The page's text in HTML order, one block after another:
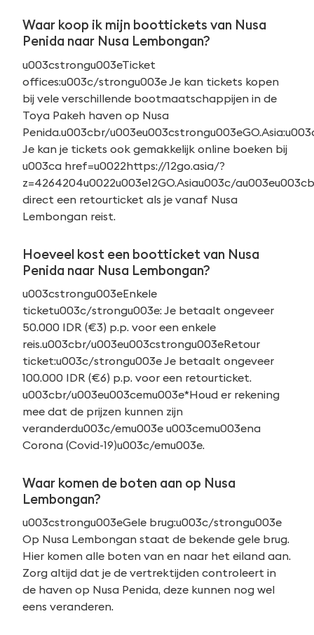
Waar koop ik mijn boottickets van Nusa
Penida naar Nusa Lembongan?
u003cstrongu003eTicket
offices:u003c/strongu003e Je kan tickets kopen
bij vele verschillende bootmaatschappijen in de
Toya Pakeh haven op Nusa
Penida.u003cbr/
Je kan je tickets ook gemakkelijk online boeken bij
u003ca href=u0022https://12go.asia/?
z=4264204u0022u003e12GO.Asiau003c/
direct een retourticket als je vanaf Nusa
Lembongan reist.
Hoeveel kost een bootticket van Nusa
Penida naar Nusa Lembongan?
u003cstrongu003eEnkele
ticketu003c/strongu003e: Je betaalt ongeveer
50.000 IDR (€3) p.p. voor een enkele
reis.u003cbr/u003eu003cstrongu003eRetour
ticket:u003c/strongu003e Je betaalt ongeveer
100.000 IDR (€6) p.p. voor een retourticket.
u003cbr/u003eu003cemu003e*Houd er rekening
mee dat de prijzen kunnen zijn
veranderdu003c/emu003e u003cemu003ena
Corona (Covid-19)u003c/emu003e.
Waar komen de boten aan op Nusa
Lembongan?
u003cstrongu003eGele brug:u003c/strongu003e
Op Nusa Lembongan staat de bekende gele brug.
Hier komen alle boten van en naar het eiland aan.
Zorg altijd dat je de vertrektijden controleert in
de haven op Nusa Penida, deze kunnen nog wel
eens veranderen.